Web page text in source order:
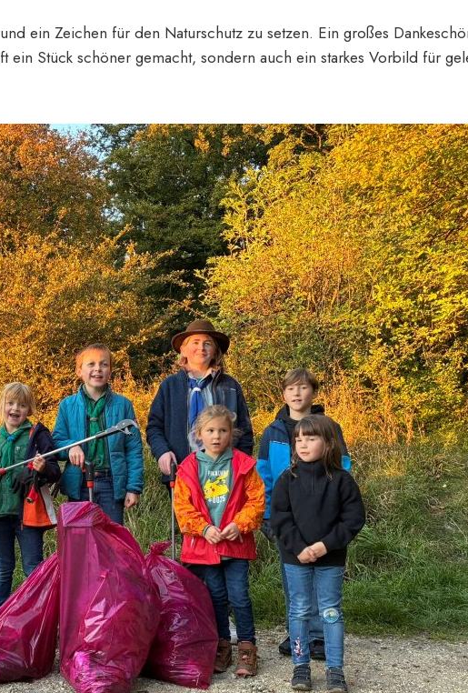
ein Zeichen für den Naturschutz zu setzen. Ein großes
Stück schöner gemacht, sondern auch ein starkes Vorbild für